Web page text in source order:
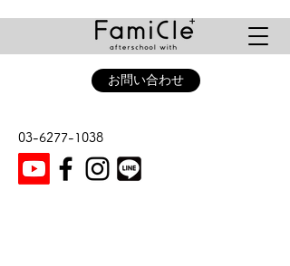
お問い合わせ
03-6277-1038